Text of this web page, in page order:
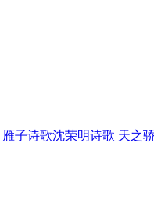
雁子诗歌沈荣明诗歌 天之